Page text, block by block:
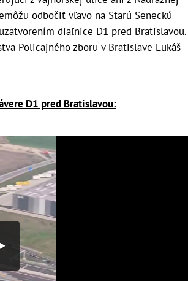
odbočiť vľavo na Starú Seneckú
diaľnice D1 pred Bratislavou.
Policajného zboru v Bratislave Lukáš
D1 pred Bratislavou: